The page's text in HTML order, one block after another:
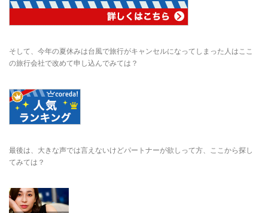
そして、今年の夏休みは台風で旅行がキャンセルになってしまった人はここ
の旅行会社で改めて申し込んでみては？
最後は、大きな声では言えないけどパートナーが欲しって方、ここから探し
てみては？